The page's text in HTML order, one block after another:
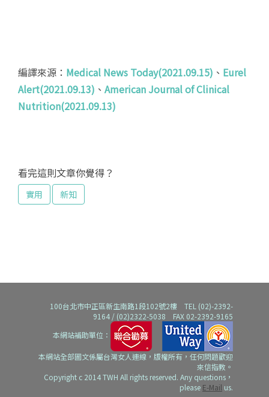
編譯來源： Medical News Today(2021.09.15) 、 Eurel
Alert(2021.09.13) 、 American Journal of Clinical
Nutrition(2021.09.13)
看完這則文章你覺得？
實用 新知
100台北市中正區新生南路1段102號2樓 TEL (02)-2392-
9164 / (02)2322-5038 FAX 02-2392-9165
本網站補助單位：
本網站全部圖文係屬台灣女人連線，版權所有，任何問題歡迎
來信指教。
Copyright c 2014 TWH All rights reserved. Any questions，
please E-Mail us.